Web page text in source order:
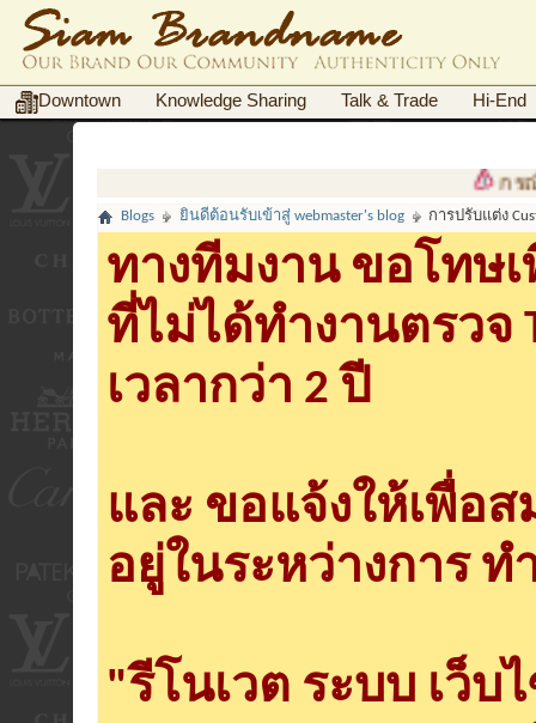
Downtown Knowledge Sharing Talk & Trade Hi-End
กรณีฉ้อโก
Blogs ยินดีต้อนรับเข้าสู่ webmaster's blog การปรับแต่ง
ทางทีมงาน ขอโทษ
ที่ไม่ได้ทำงานตรวจ
เวลากว่า 2 ปี
และ ขอแจ้งให้เพื่อ
อยู่ในระหว่างการ ท
"รีโนเวต ระบบ เว็บ